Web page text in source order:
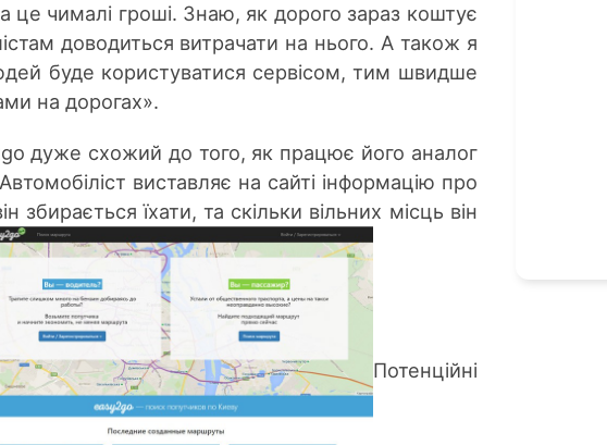
це чималі гроші. Знаю, як дорого зараз коштує
доводиться витрачати на нього. А також я
буде користуватися сервісом, тим швидше
на дорогах».
дуже схожий до того, як працює його аналог
виставляє на сайті інформацію про
збирається їхати, та скільки вільних місць він
Потенційні